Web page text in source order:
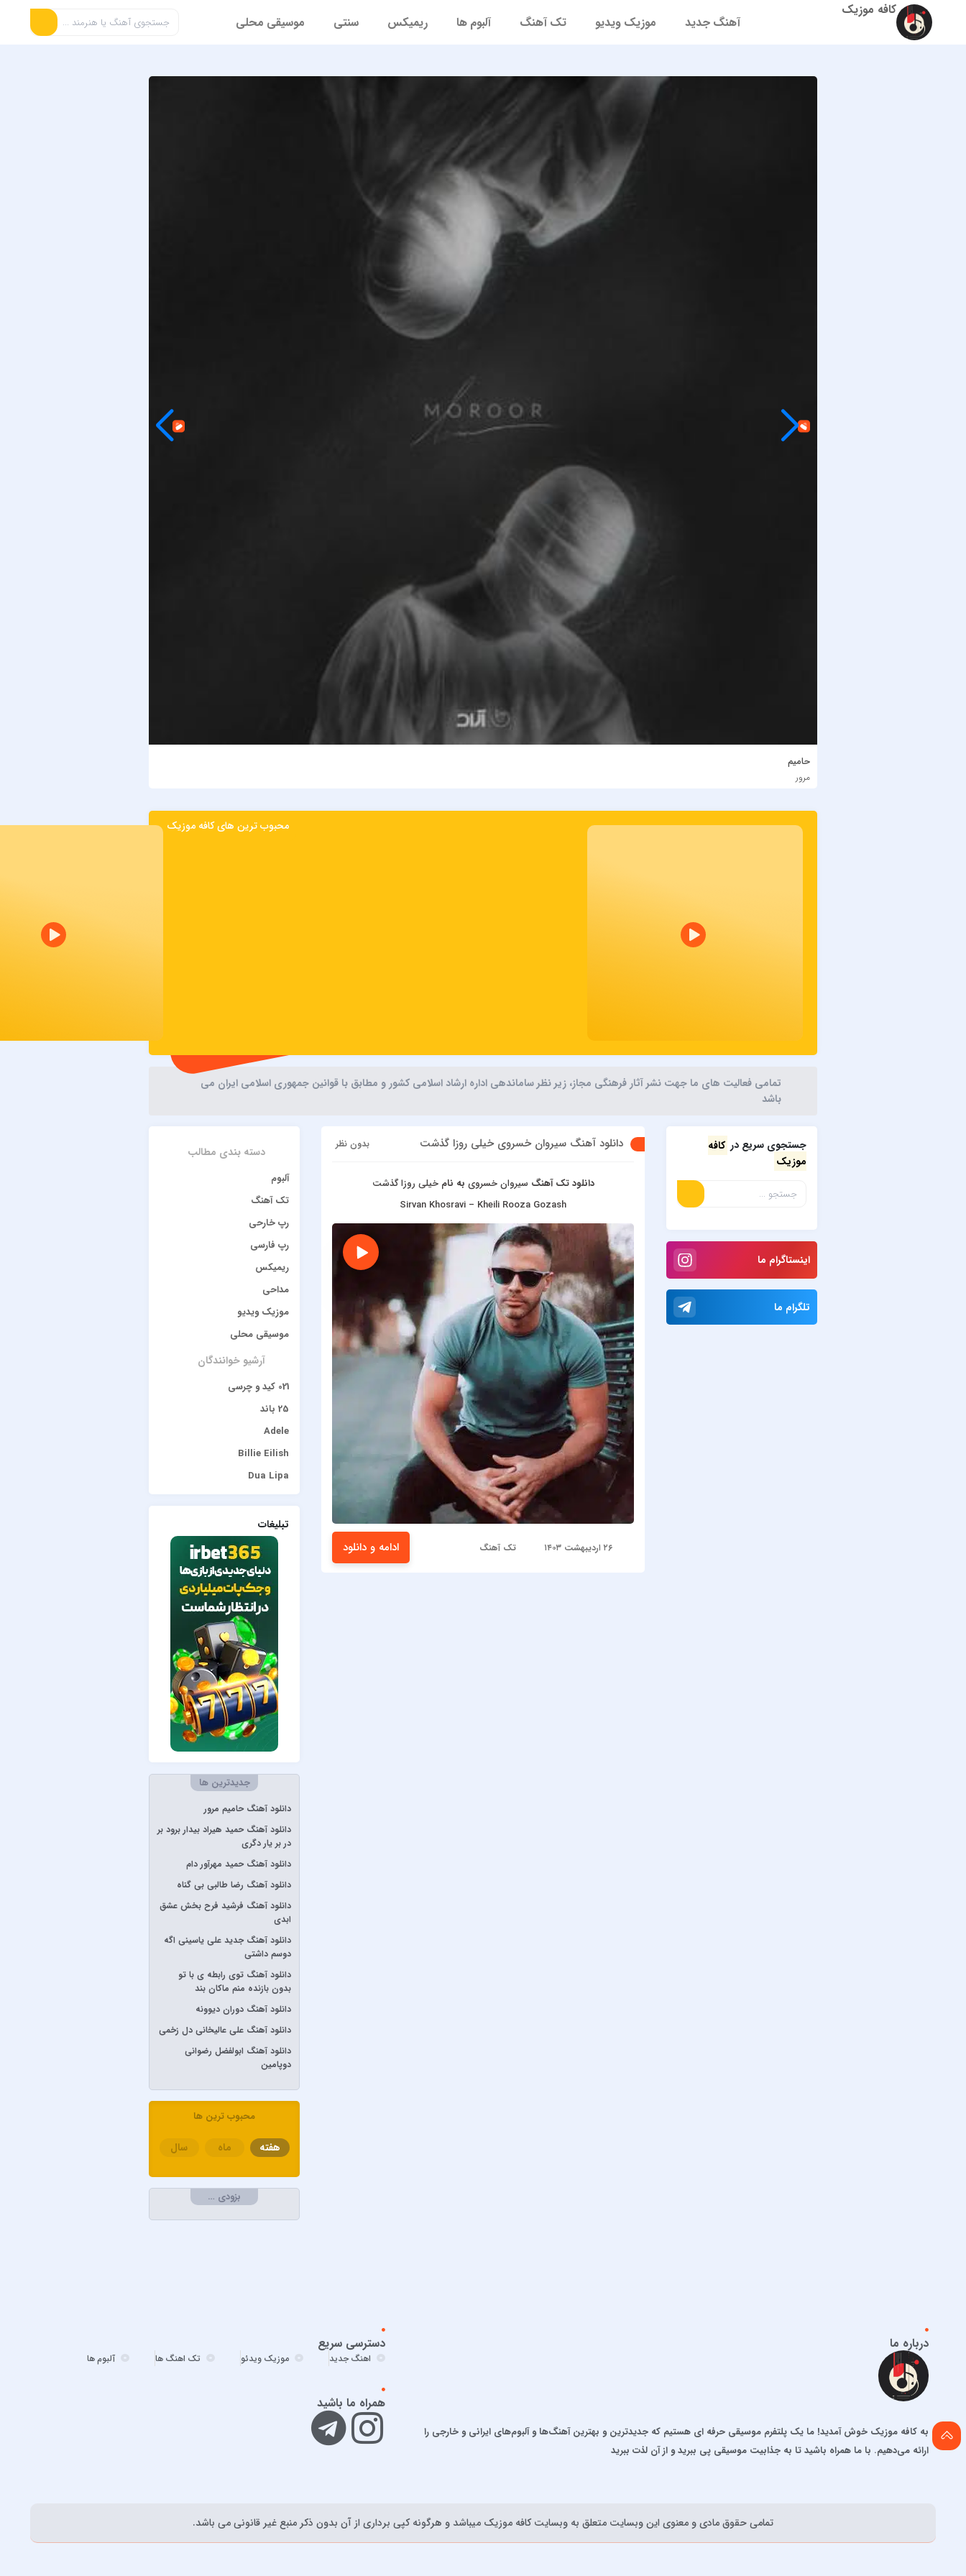
کافه موزیک
آهنگ جدید موزیک ویدیو تک آهنگ آلبوم ها ریمیکس سنتی موسیقی محلی
حامیم
مرور
محبوب ترین های کافه موزیک
تمامی فعالیت های ما جهت نشر آثار فرهنگی مجاز، زیر نظر ساماندهی اداره ارشاد اسلامی کشور و مطابق با قوانین جمهوری اسلامی ایران می
باشد
جستجوی سریع در کافه
موزیک
اینستاگرام ما
تلگرام ما
دانلود آهنگ سیروان خسروی خیلی روزا گذشت بدون نظر
دانلود تک آهنگ سیروان خسروی به نامخیلی روزا گذشت
Sirvan Khosravi – Kheili Rooza Gozash
۲۶ اردیبهشت ۱۴۰۳ تک آهنگ ادامه و دانلود
دسته بندی مطالب
آلبوم
تک آهنگ
رپ خارحی
رپ فارسی
ریمیکس
مداحی
موزیک ویدیو
موسیقی محلی
آرشیو خوانندگان
021 کید و چرسی
25 باند
Adele
Billie Eilish
Dua Lipa
Gülşen
Hadise
JONY
Lana Del Rey
Lenna
Måneskin
Peviack
Pvol&Erfan Kalbod
Redbone
Selena Gomez
Sertab Erener
Stevie Wonder
آبان بند
آدوین
آرتا
آرتا و آرون
آرتا و پارسالیپ
آرش AP
آرش و ساسی
آرمان گرشاسبی
آرمین زارعی
آرون افشار
آصف آریا
آیسم
ابراهیم تاتلیسس
ابولفضل رضوانی
ابی و کامران و هومن
اشوان
امید مهداد
امیر ارسلان
تبلیغات
جدیدترین ها
دانلود آهنگ حامیم مرور
دانلود آهنگ حمید هیراد بیدار برود بر
در بر یار دگری
دانلود آهنگ حمید مهرآور دام
دانلود آهنگ رضا طالبی بی گناه
دانلود آهنگ فرشید فرح بخش عشق
ابدی
دانلود آهنگ جدید علی یاسینی اگه
دوسم داشتی
دانلود آهنگ توی رابطه ی با تو
بدون بازنده منم ماکان بند
دانلود آهنگ دوران دیوونه
دانلود آهنگ علی عالیخانی دل زخمی
دانلود آهنگ ابولفضل رضوانی
دوپامین
محبوب ترین ها
هفته ماه سال
بزودی …
درباره ما
به کافه موزیک خوش آمدید! ما یک پلتفرم موسیقی حرفه ای هستیم که جدیدترین و بهترین آهنگ‌ها و آلبوم‌های ایرانی و خارجی را
ارائه می‌دهیم. با ما همراه باشید تا به جذابیت موسیقی پی ببرید و از آن لذت ببرید
دسترسی سریع
اهنگ جدید موزیک ویدئو تک اهنگ ها آلبوم ها
همراه ما باشید
تمامی حقوق مادی و معنوی اين وبسايت متعلق به وبسایت کافه موزیک ميباشد و هرگونه کپی برداری از آن بدون ذکر منبع غیر قانونی می باشد.